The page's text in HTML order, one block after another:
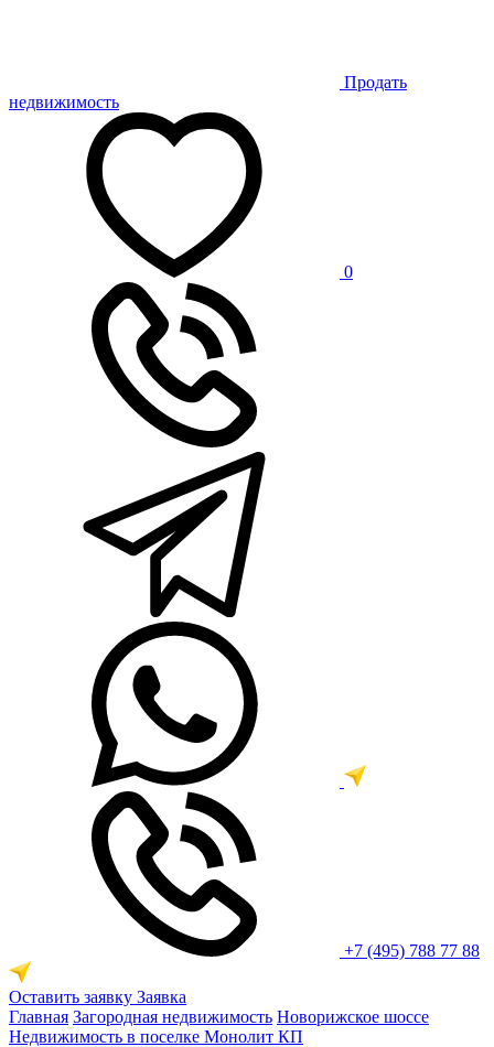
Продать
недвижимость
0
+7 (495) 788 77 88
Оставить заявку Заявка
Главная Загородная недвижимость Новорижское шоссе
Недвижимость в поселке Монолит КП